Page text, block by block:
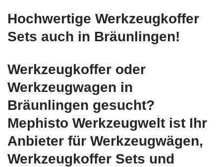
Hochwertige Werkzeugkoffer
Sets auch in Bräunlingen!
Werkzeugkoffer oder
Werkzeugwagen in
Bräunlingen gesucht?
Mephisto Werkzeugwelt ist Ihr
Anbieter für Werkzeugwägen,
Werkzeugkoffer Sets und